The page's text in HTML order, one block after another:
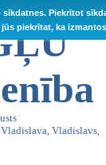
sīkdatnes. Piekrītot
piekrītat, ka
Vladislavs,